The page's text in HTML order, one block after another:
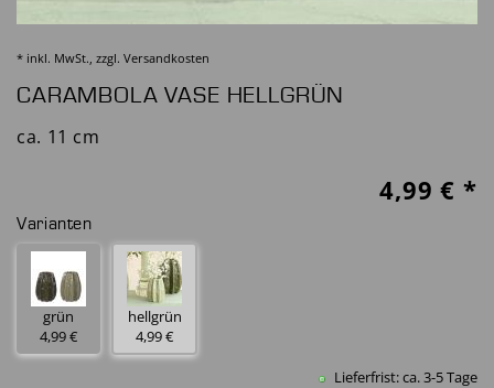
* inkl. MwSt., zzgl. Versandkosten
CARAMBOLA VASE HELLGRÜN
ca. 11 cm
4,99 € *
Varianten
grün
4,99 €
hellgrün
4,99 €
Lieferfrist: ca. 3-5 Tage